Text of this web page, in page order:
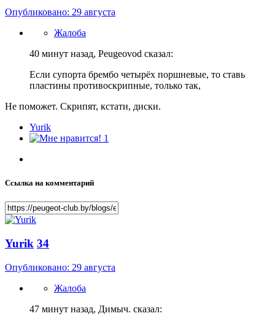
Опубликовано: 29 августа
Жалоба
40 минут назад, Peugeovod сказал:
Если супорта брембо четырёх поршневые, то ставь
пластины противоскрипные, только так,
Не поможет. Скрипят, кстати, диски.
Yurik
1
Ссылка на комментарий
Yurik 34
Опубликовано: 29 августа
Жалоба
47 минут назад, Димыч. сказал: